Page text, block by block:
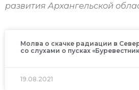
развития Архангельской
Молва о скачке радиации в
со слухами о пусках
19.08.2021